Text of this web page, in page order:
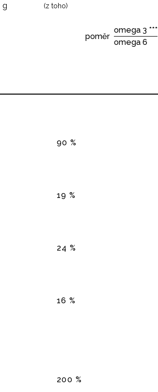
g (z toho)
poměr
omega 3 ***
omega 6
90 %
19 %
24 %
16 %
200 %